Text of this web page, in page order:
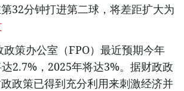
32分钟打进第二球，将差距扩大为
政策办公室（FPO）最近预期今年
2.7%，2025年将达3%。据财政政
政策已得到充分利用来刺激经济并